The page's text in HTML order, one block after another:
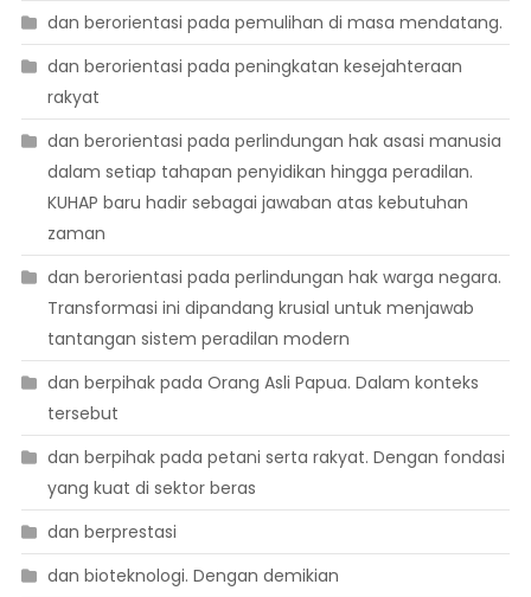
dan berorientasi pada pemulihan di masa mendatang.
dan berorientasi pada peningkatan kesejahteraan
rakyat
dan berorientasi pada perlindungan hak asasi manusia
dalam setiap tahapan penyidikan hingga peradilan.
KUHAP baru hadir sebagai jawaban atas kebutuhan
zaman
dan berorientasi pada perlindungan hak warga negara.
Transformasi ini dipandang krusial untuk menjawab
tantangan sistem peradilan modern
dan berpihak pada Orang Asli Papua. Dalam konteks
tersebut
dan berpihak pada petani serta rakyat. Dengan fondasi
yang kuat di sektor beras
dan berprestasi
dan bioteknologi. Dengan demikian